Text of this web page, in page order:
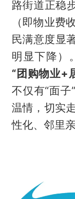
路街道正稳
（即物业费
民满意度显
明显下降）
“团购物业+
不仅有“面子
温情，切实
性化、邻里